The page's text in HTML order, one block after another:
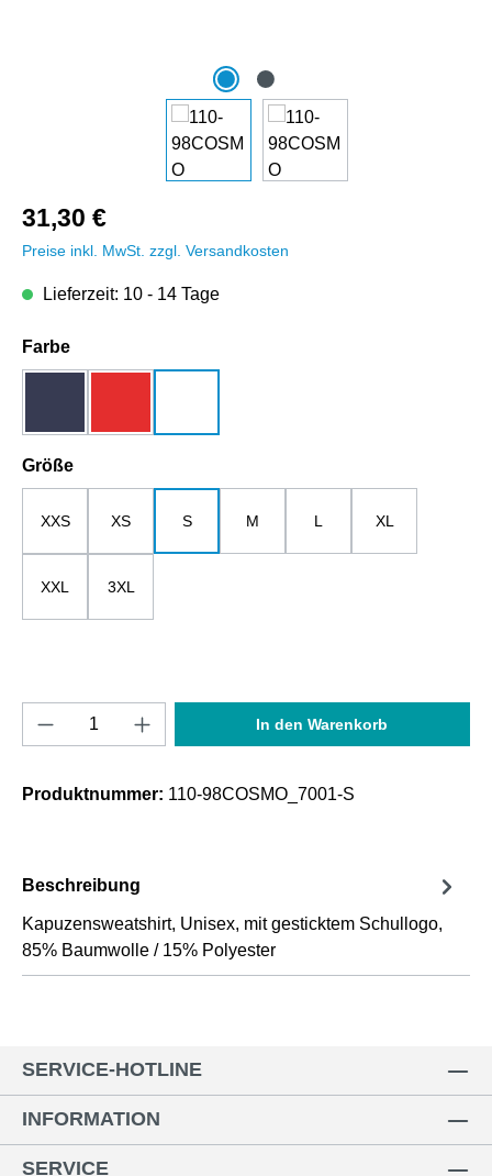
31,30 €
Preise inkl. MwSt. zzgl. Versandkosten
Lieferzeit: 10 - 14 Tage
Farbeauswählen
Größeauswählen
XXS XS S M L XL
XXL 3XL
Produkt Anzahl: Gib den gewünschten
In den Warenkorb
Produktnummer: 110-98COSMO_7001-S
Beschreibung
Kapuzensweatshirt, Unisex, mit gesticktem Schullogo,
85% Baumwolle / 15% Polyester
SERVICE-HOTLINE
INFORMATION
SERVICE